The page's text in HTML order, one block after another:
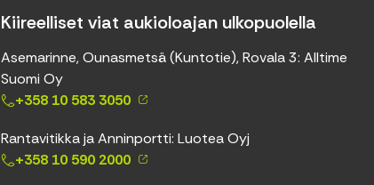
Kiireelliset viat aukioloajan ulkopuolella
Asemarinne, Ounasmetsä (Kuntotie), Rovala 3: Alltime
Suomi Oy
+358 10 583 3050
Rantavitikka ja Anninportti: Luotea Oyj
+358 10 590 2000